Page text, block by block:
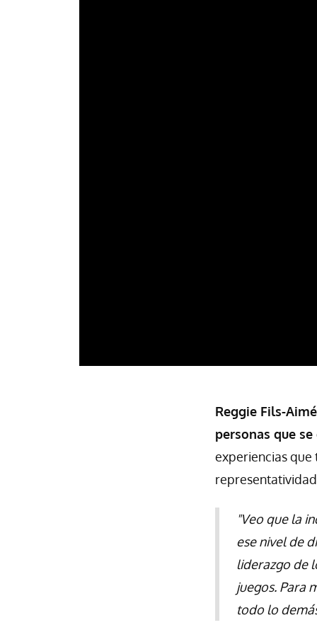
Reggie Fils-
personas que
experiencias que
"Veo que la
ese nivel de
liderazgo de
juegos. Para
todo lo